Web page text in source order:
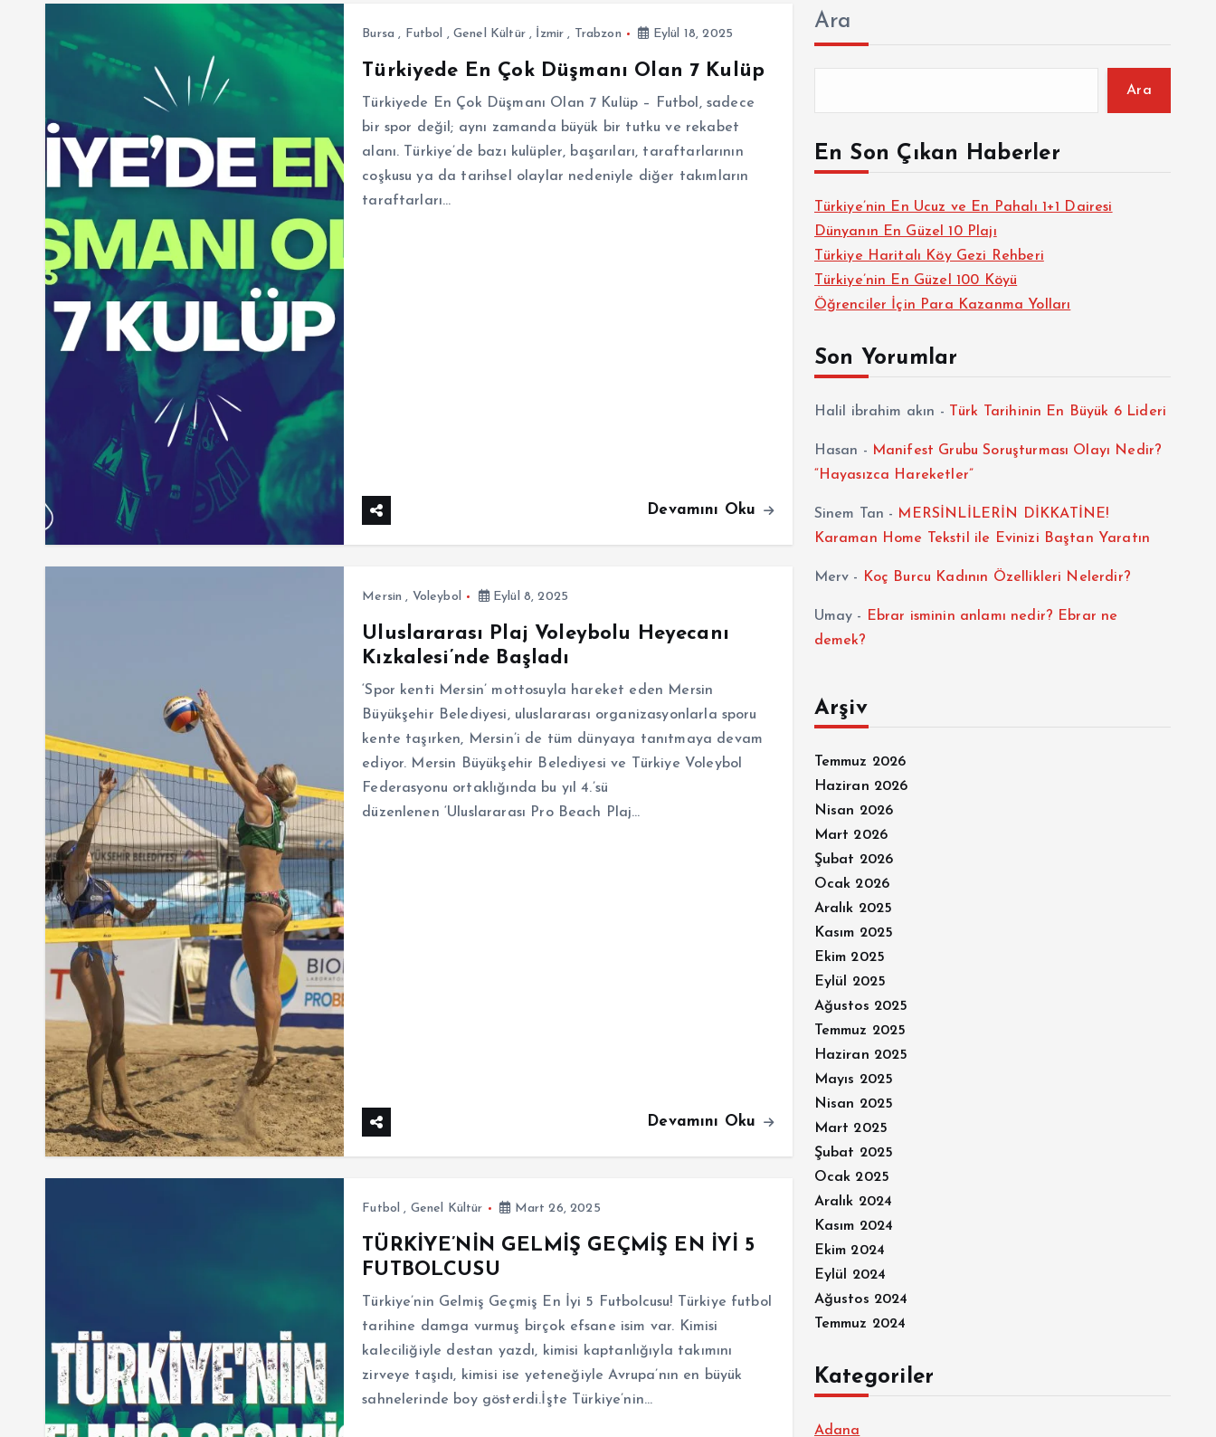
Bursa , Futbol , Genel Kültür, İzmir , Trabzon Eylül 18, 2025
Türkiyede En Çok Düşmanı Olan 7 Kulüp
Türkiyede En Çok Düşmanı Olan 7 Kulüp – Futbol, sadece
bir spor değil; aynı zamanda büyük bir tutku ve rekabet
alanı. Türkiye’de bazı kulüpler, başarıları, taraftarlarının
coşkusu ya da tarihsel olaylar nedeniyle diğer takımların
taraftarları…
Devamını Oku
Mersin , Voleybol Eylül 8, 2025
Uluslararası Plaj Voleybolu Heyecanı
Kızkalesi’nde Başladı
‘Spor kenti Mersin’ mottosuyla hareket eden Mersin
Büyükşehir Belediyesi, uluslararası organizasyonlarla sporu
kente taşırken, Mersin’i de tüm dünyaya tanıtmaya devam
ediyor. Mersin Büyükşehir Belediyesi ve Türkiye Voleybol
Federasyonu ortaklığında bu yıl 4.’sü
düzenlenen ‘Uluslararası Pro Beach Plaj…
Devamını Oku
Futbol , Genel Kültür Mart 26, 2025
TÜRKİYE’NİN GELMİŞ GEÇMİŞ EN İYİ 5
FUTBOLCUSU
Türkiye’nin Gelmiş Geçmiş En İyi 5 Futbolcusu! Türkiye futbol
tarihine damga vurmuş birçok efsane isim var. Kimisi
kaleciliğiyle destan yazdı, kimisi kaptanlığıyla takımını
zirveye taşıdı, kimisi ise yeteneğiyle Avrupa’nın en büyük
sahnelerinde boy gösterdi.İşte Türkiye’nin…
Ara
Ara
En Son Çıkan Haberler
Türkiye’nin En Ucuz ve En Pahalı 1+1 Dairesi
Dünyanın En Güzel 10 Plajı
Türkiye Haritalı Köy Gezi Rehberi
Türkiye’nin En Güzel 100 Köyü
Öğrenciler İçin Para Kazanma Yolları
Son Yorumlar
Halil ibrahim akın - Türk Tarihinin En Büyük 6 Lideri
Hasan - Manifest Grubu Soruşturması Olayı Nedir?
“Hayasızca Hareketler”
Sinem Tan - MERSİNLİLERİN DİKKATİNE!
Karaman Home Tekstil ile Evinizi Baştan Yaratın
Merv - Koç Burcu Kadının Özellikleri Nelerdir?
Umay -
Ebrar isminin anlamı nedir? Ebrar ne
demek?
Arşiv
Temmuz 2026
Haziran 2026
Nisan 2026
Mart 2026
Şubat 2026
Ocak 2026
Aralık 2025
Kasım 2025
Ekim 2025
Eylül 2025
Ağustos 2025
Temmuz 2025
Haziran 2025
Mayıs 2025
Nisan 2025
Mart 2025
Şubat 2025
Ocak 2025
Aralık 2024
Kasım 2024
Ekim 2024
Eylül 2024
Ağustos 2024
Temmuz 2024
Kategoriler
Adana